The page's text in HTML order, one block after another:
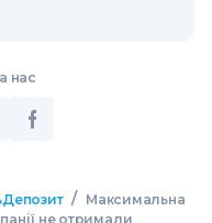
нас
/ Максимальна
не отримали